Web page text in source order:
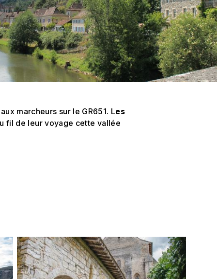
marcheurs sur le GR651. Les
fil de leur voyage cette vallée